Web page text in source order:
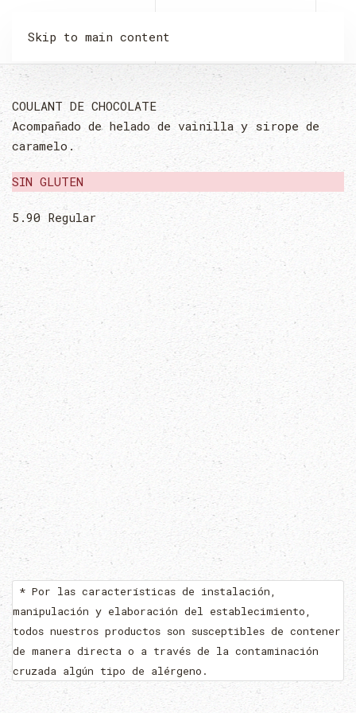
Skip to main content
LA MALQUERIDA
COULANT DE CHOCOLATE
Acompañado de helado de vainilla y sirope de
caramelo.
SIN GLUTEN
5.90 Regular
* Por las características de instalación,
manipulación y elaboración del establecimiento,
todos nuestros productos son susceptibles de contener
de manera directa o a través de la contaminación
cruzada algún tipo de alérgeno.